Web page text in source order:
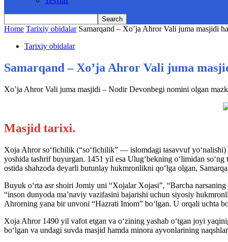
Home Tarixiy obidalar Samarqand – Xo’ja Ahror Vali juma masjidi
Tarixiy obidalar
Samarqand – Xo’ja Ahror Vali juma
Xo’ja Ahror Vali juma masjidi – Nodir Devonbegi nomini olgan
Masjid tarixi.
Xoja Ahror so‘fichilik (“so‘fichilik” — islomdagi tasavvuf
yoshida tashrif buyurgan. 1451 yil esa Ulug‘bekning o‘limidan
ostida shahzoda deyarli butunlay hukmronlikni qo‘lga olgan,
Buyuk o‘rta asr shoiri Jomiy uni “Xojalar Xojasi”, “Barcha
“inson dunyoda ma’naviy vazifasini bajarishi uchun siyosiy
Ahrorning yana bir unvoni “Hazrati Imom” bo‘lgan. U orqali uchta
Xoja Ahror 1490 yil vafot etgan va o‘zining yashab o‘tgan joyi
bo‘lgan va undagi suvda masjid hamda minora ayvonlarining